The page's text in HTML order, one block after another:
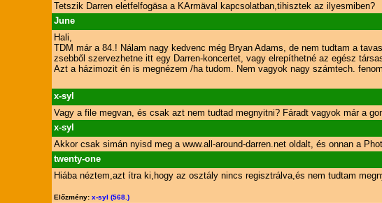
Tetszik Darren eletfelfogäsa a KArmäval kapcsolatban,tihisztek az ilyesmiben?
June
Hali,
TDM már a 84.! Nálam nagy kedvenc még Bryan Adams, de nem tudtam a
zsebből szervezhetne itt egy Darren-koncertet, vagy elrepíthetné az egész
Azt a házimozit én is megnézem /ha tudom. Nem vagyok nagy számtech.
x-syl
Vagy a file megvan, és csak azt nem tudtad megnyitni? Fáradt vagyok már a
x-syl
Akkor csak simán nyisd meg a www.all-around-darren.net oldalt, és onnan a
twenty-one
Hiába néztem,azt ítra ki,hogy az osztály nincs regisztrálva,és nem tudtam
Előzmény: x-syl (568.)